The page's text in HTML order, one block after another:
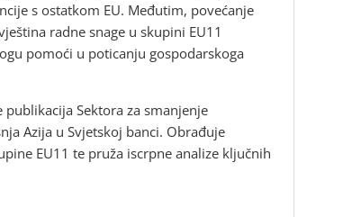
s ostatkom EU. Međutim, povećanje
radne snage u skupini EU11
pomoći u poticanju gospodarskoga
publikacija Sektora za smanjenje
Azija u Svjetskoj banci. Obrađuje
EU11 te pruža iscrpne analize ključnih